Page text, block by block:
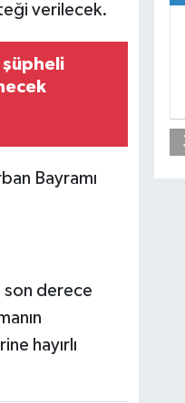
verilecek.
şüpheli
Bayramı
son derece
hayırlı